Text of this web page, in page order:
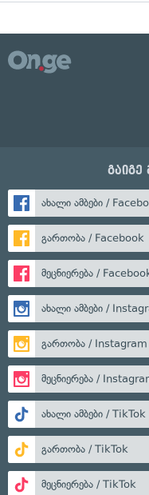
გაიგე
ახალი ამბები /
გართობა / Facebook
მეცნიერება /
ახალი ამბები /
გართობა / Instagram
მეცნიერება /
ახალი ამბები / TikTok
გართობა / TikTok
მეცნიერება / TikTok